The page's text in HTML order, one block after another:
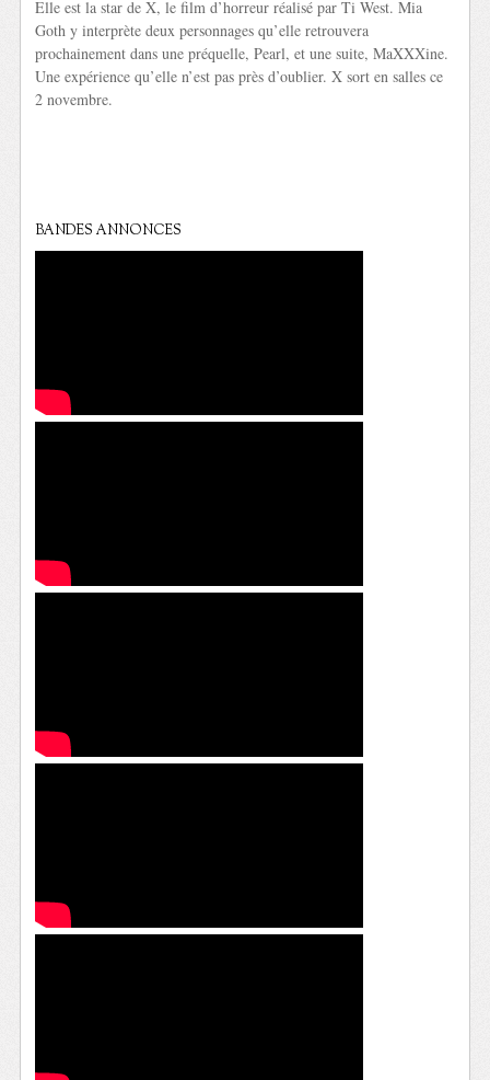
Elle est la star de X, le film d’horreur réalisé par Ti West. Mia
Goth y interprète deux personnages qu’elle retrouvera
prochainement dans une préquelle, Pearl, et une suite, MaXXXine.
Une expérience qu’elle n’est pas près d’oublier. X sort en salles ce
2 novembre.
BANDES ANNONCES